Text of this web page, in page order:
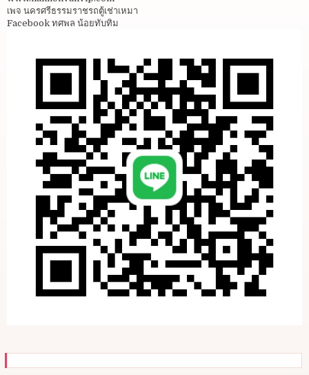
เพจ นครศรีธรรมราชรถตู้เช่าเหมา
Facebook ทศพล น้อยทับทิม